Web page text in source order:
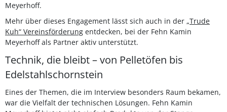
Meyerhoff.
Mehr über dieses Engagement lässt sich auch in der „Trude
Kuh“ Vereinsförderung entdecken, bei der Fehn Kamin
Meyerhoff als Partner aktiv unterstützt.
Technik, die bleibt – von Pelletöfen bis
Edelstahlschornstein
Eines der Themen, die im Interview besonders Raum bekamen,
war die Vielfalt der technischen Lösungen. Fehn Kamin